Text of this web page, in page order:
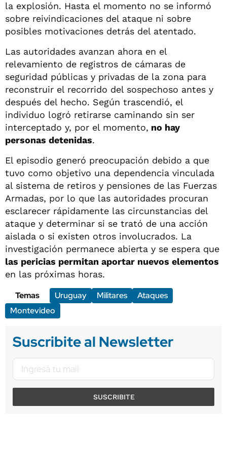
la explosión. Hasta el momento no se informó
sobre reivindicaciones del ataque ni sobre
posibles motivaciones detrás del atentado.
Las autoridades avanzan ahora en el
relevamiento de registros de cámaras de
seguridad públicas y privadas de la zona para
reconstruir el recorrido del sospechoso antes y
después del hecho. Según trascendió, el
individuo logró retirarse caminando sin ser
interceptado y, por el momento, no hay
personas detenidas.
El episodio generó preocupación debido a que
tuvo como objetivo una dependencia vinculada
al sistema de retiros y pensiones de las Fuerzas
Armadas, por lo que las autoridades procuran
esclarecer rápidamente las circunstancias del
ataque y determinar si se trató de una acción
aislada o si existen otros involucrados. La
investigación permanece abierta y se espera que
las pericias permitan aportar nuevos elementos
en las próximas horas.
Temas
Uruguay Militares
Ataques
Montevideo
Suscribite al Newsletter
SUSCRIBITE